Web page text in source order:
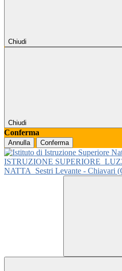
Chiudi
Chiudi
Conferma
Annulla Conferma
ISTRUZIONE SUPERIORE
NATTA
Sestri Levante - Chiavari